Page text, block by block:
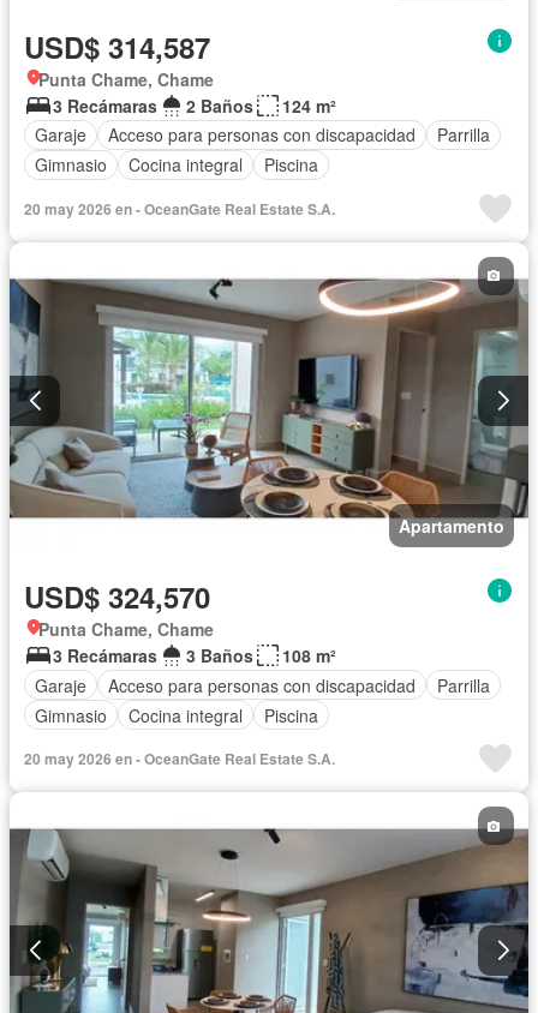
USD$ 314,587
Punta Chame, Chame
3 Recámaras
2 Baños
124 m²
Garaje
Acceso para personas con discapacidad
Parrilla
Gimnasio
Cocina integral Piscina
20 may 2026 en - OceanGate Real Estate S.A.
Apartamento
USD$ 324,570
Punta Chame, Chame
3 Recámaras
3 Baños
108 m²
Garaje
Acceso para personas con discapacidad
Parrilla
Gimnasio
Cocina integral Piscina
20 may 2026 en - OceanGate Real Estate S.A.